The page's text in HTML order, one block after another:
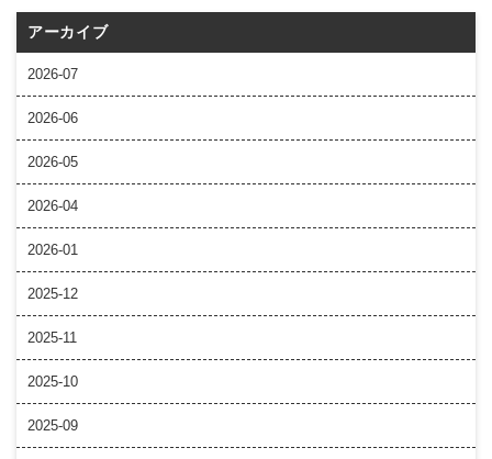
アーカイブ
2026-07
2026-06
2026-05
2026-04
2026-01
2025-12
2025-11
2025-10
2025-09